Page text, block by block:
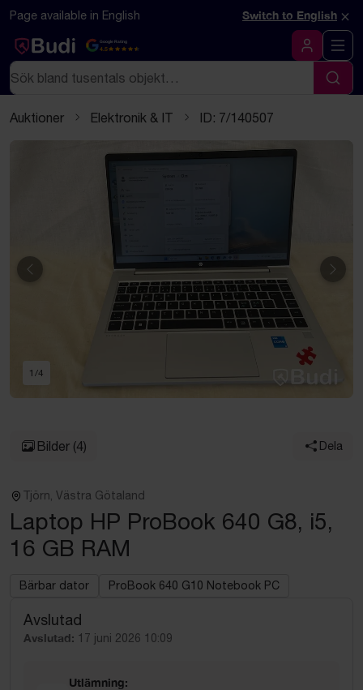
Hoppa till innehåll
Textbaserad (markdown) version av denna sida
Page available in English Switch to English ×
Google Rating
4.5
Logga in
Sök
Sök
Auktioner Elektronik & IT ID: 7/140507
Föregående
1 /4
Bilder (4) Dela
Tjörn, Västra Götaland
Laptop HP ProBook 640 G8, i5,
16 GB RAM
Bärbar dator ProBook 640 G10 Notebook PC
Avslutad
Avslutad: 17 juni 2026 10:09
Utlämning: